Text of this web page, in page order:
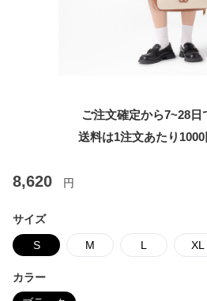
ご注文確定から7~28日
送料は1注文あたり 1000
8,620 円
サイズ
S M L XL
カラー